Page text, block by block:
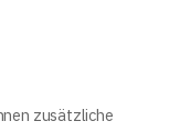
zusätzliche